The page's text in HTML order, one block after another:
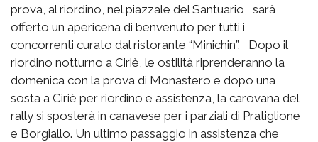
prova, al riordino, nel piazzale del Santuario, sarà
offerto un apericena di benvenuto per tutti i
concorrenti curato dal ristorante “Minichin”. Dopo il
riordino notturno a Ciriè, le ostilità riprenderanno la
domenica con la prova di Monastero e dopo una
sosta a Ciriè per riordino e assistenza, la carovana del
rally si sposterà in canavese per i parziali di Pratiglione
e Borgiallo. Un ultimo passaggio in assistenza che